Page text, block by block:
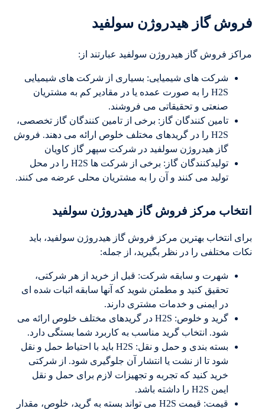
فروش گاز هیدروژن سولفید
مراکز فروش گاز هیدروژن سولفید عبارتند از:
شرکت های شیمیایی: بسیاری از شرکت های شیمیایی
H2S را به صورت عمده یا در مقادیر کم به مشتریان
صنعتی و تحقیقاتی می فروشند.
تامین کنندگان گاز: برخی از تامین کنندگان گاز تخصصی،
H2S را در گریدهای مختلف خلوص ارائه می دهند. فروش
گاز هیدروژن سولفید در شرکت سپهر گاز کاویان
تولیدکنندگان گاز: برخی از شرکت ها H2S را در محل
تولید می کنند و آن را به مشتریان محلی عرضه می کنند.
انتخاب مرکز فروش گاز هیدروژن سولفید
برای انتخاب بهترین مرکز فروش گاز هیدروژن سولفید، باید
نکات مختلفی را در نظر بگیرید، از جمله:
شهرت و سابقه شرکت: قبل از خرید از هر شرکتی،
تحقیق کنید و مطمئن شوید که آنها سابقه اثبات شده ای
در ایمنی و خدمات مشتری دارند.
گرید و خلوص: H2S در گریدهای مختلف خلوص ارائه می
شود. انتخاب گرید مناسب به کاربرد شما بستگی دارد.
بسته بندی و حمل و نقل: H2S باید با احتیاط حمل و نقل
شود تا از نشت یا انتشار آن جلوگیری شود. از شرکتی
خرید کنید که تجربه و تجهیزات لازم برای حمل و نقل
ایمن H2S را داشته باشد.
قیمت: قیمت H2S می تواند بسته به گرید، خلوص، مقدار